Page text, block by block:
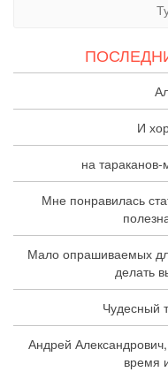
И
на
Мне понравилась
Мало опрашиваемых
делать
Чудесный
Андрей
время